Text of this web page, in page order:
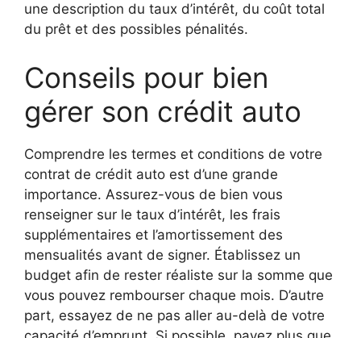
une description du taux d’intérêt, du coût total
du prêt et des possibles pénalités.
Conseils pour bien
gérer son crédit auto
Comprendre les termes et conditions de votre
contrat de crédit auto est d’une grande
importance. Assurez-vous de bien vous
renseigner sur le taux d’intérêt, les frais
supplémentaires et l’amortissement des
mensualités avant de signer. Établissez un
budget afin de rester réaliste sur la somme que
vous pouvez rembourser chaque mois. D’autre
part, essayez de ne pas aller au-delà de votre